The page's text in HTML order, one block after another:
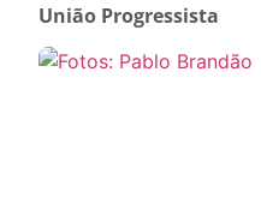
União Progressista